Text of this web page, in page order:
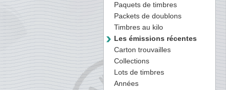
Paquets de timbres
Packets de doublons
Timbres au kilo
Les émissions récentes
Carton trouvailles
Collections
Lots de timbres
Années